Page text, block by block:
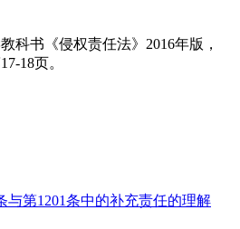
科书《侵权责任法》2016年版，
18页。
与第1201条中的补充责任的理解